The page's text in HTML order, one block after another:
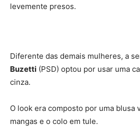
levemente presos.
Diferente das demais mulheres, a
Buzetti (PSD) optou por usar uma
cinza.
O look era composto por uma blusa
mangas e o colo em tule.